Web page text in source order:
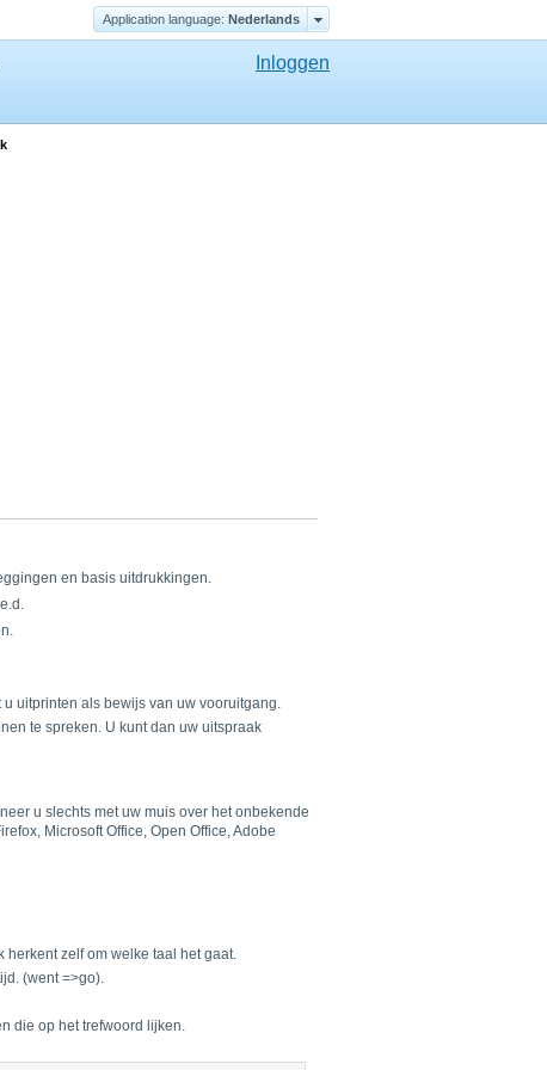
Application language: Nederlands
Inloggen
en basis uitdrukkingen.
uitprinten als bewijs van uw vooruitgang.
te spreken. U kunt dan uw uitspraak
u slechts met uw muis over het onbekende
Microsoft Office, Open Office, Adobe
zelf om welke taal het gaat.
(went =>go).
die op het trefwoord lijken.